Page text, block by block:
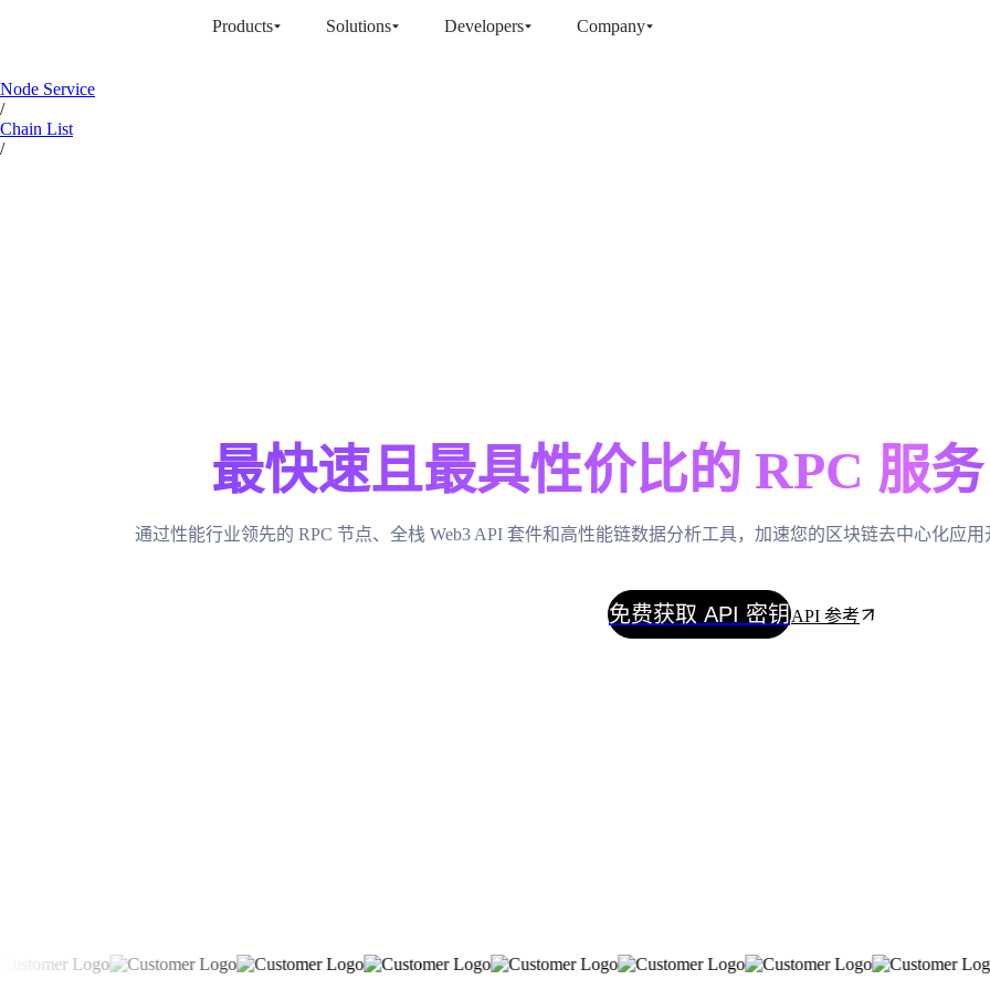
Products Solutions Developers Company
Node Service
/
Chain List
/
最快速且最具性价比的 RPC 服务
通过性能行业领先的 RPC 节点、全栈 Web3 API 套件和高性能链数据分析工具，加速您的区块链去中心化应用
免费获取 API 密钥API 参考